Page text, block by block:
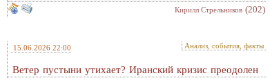
Кирилл Стрельников (202)
15.06.2026 22:00 Анализ, события, факты
Ветер пустыни утихает? Иранский кризис преодолен